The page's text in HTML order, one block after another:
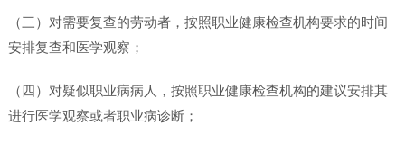
（三）对需要复查的劳动者，按照职业健康检查机构要求的时间
安排复查和医学观察；
（四）对疑似职业病病人，按照职业健康检查机构的建议安排其
进行医学观察或者职业病诊断；